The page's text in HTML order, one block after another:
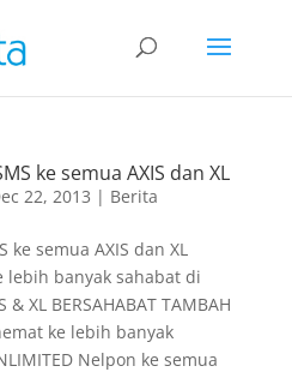
ke semua AXIS dan XL
22, 2013 | Berita
semua AXIS dan XL
lebih banyak sahabat di
XL BERSAHABAT TAMBAH
ke lebih banyak
Nelpon ke semua